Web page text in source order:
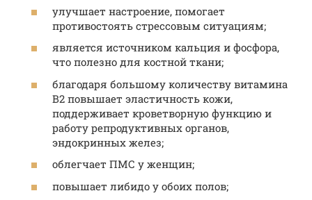
улучшает настроение, помогает
противостоять стрессовым ситуациям;
является источником кальция и фосфора,
что полезно для костной ткани;
благодаря большому количеству витамина
B2 повышает эластичность кожи,
поддерживает кроветворную функцию и
работу репродуктивных органов,
эндокринных желез;
облегчает ПМС у женщин;
повышает либидо у обоих полов;